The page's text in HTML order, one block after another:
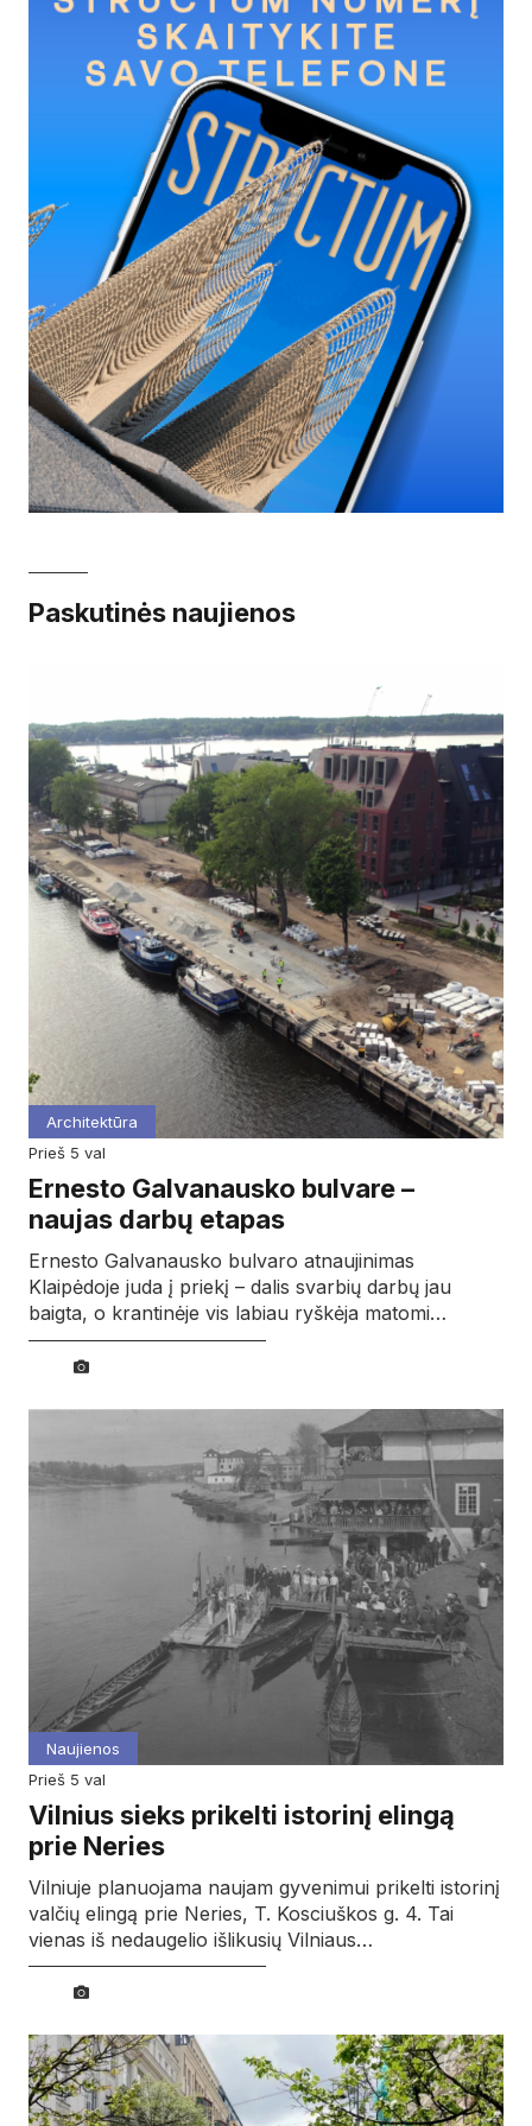
Paskutinės naujienos
Architektūra
prieš 5 val
Ernesto Galvanausko bulvare –
naujas darbų etapas
Ernesto Galvanausko bulvaro atnaujinimas
Klaipėdoje juda į priekį – dalis svarbių darbų jau
baigta, o krantinėje vis labiau ryškėja matomi…
Naujienos
prieš 5 val
Vilnius sieks prikelti istorinį elingą
prie Neries
Vilniuje planuojama naujam gyvenimui prikelti istorinį
valčių elingą prie Neries, T. Kosciuškos g. 4. Tai
vienas iš nedaugelio išlikusių Vilniaus…